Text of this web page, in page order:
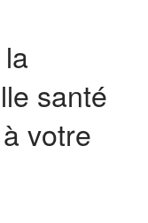
santé
votre